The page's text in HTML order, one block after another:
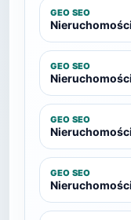
GEO SEO
GEO SEO
GEO SEO
GEO SEO